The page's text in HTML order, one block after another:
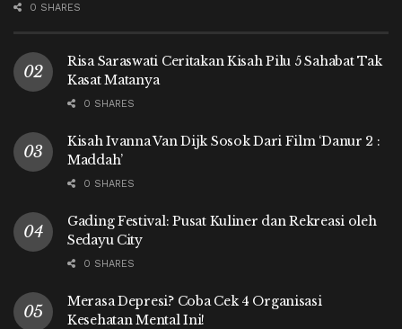
0 SHARES
Risa Saraswati Ceritakan Kisah Pilu 5 Sahabat Tak
Kasat Matanya
0 SHARES
Kisah Ivanna Van Dijk Sosok Dari Film ‘Danur 2 :
Maddah’
0 SHARES
Gading Festival: Pusat Kuliner dan Rekreasi oleh
Sedayu City
0 SHARES
Merasa Depresi? Coba Cek 4 Organisasi
Kesehatan Mental Ini!